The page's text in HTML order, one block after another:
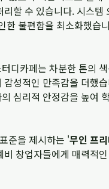
할 수 있습니다. 시스템
불편함을 최소화했습
디카페는 차분한 톤의
성적인 만족감을 더했
심리적 안정감을 높여
준을 제시하는 '무인 프
창업자들에게 매력적